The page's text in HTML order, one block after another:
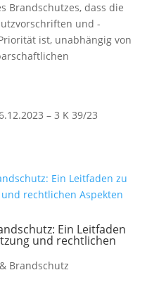
Brandschutzes, dass die
und -
ist, unabhängig von
– 3 K 39/23
Ein Leitfaden
und rechtlichen
Brandschutz